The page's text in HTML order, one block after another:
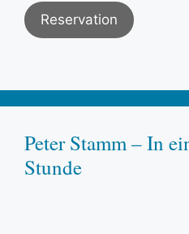
Reservation
Peter Stamm – In
Stunde